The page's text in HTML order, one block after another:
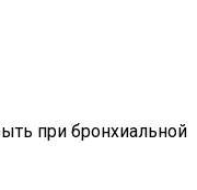
при бронхиальной